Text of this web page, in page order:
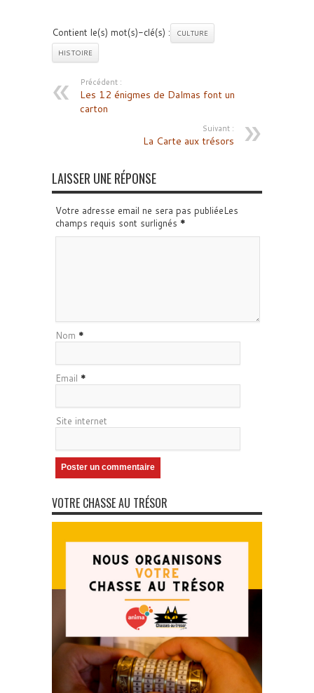
Contient le(s) mot(s)-clé(s) :
CULTURE
HISTOIRE
Précédent :
Les 12 énigmes de Dalmas font un
carton
Suivant :
La Carte aux trésors
LAISSER UNE RÉPONSE
Votre adresse email ne sera pas publiéeLes
champs requis sont surlignés *
Nom *
Email *
Site internet
VOTRE CHASSE AU TRÉSOR